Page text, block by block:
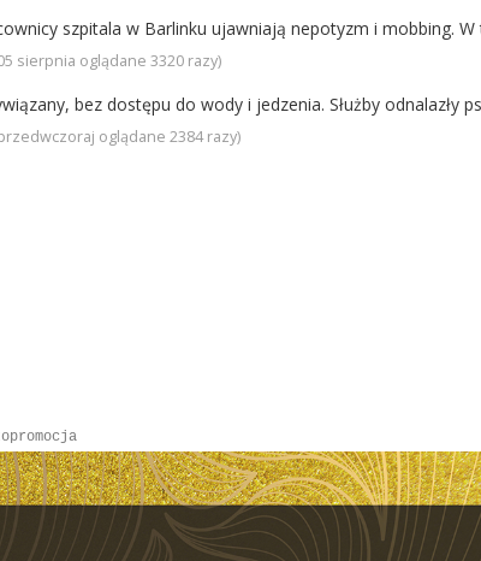
szpitala w Barlinku ujawniają nepotyzm i mobbing.
sierpnia oglądane 3320 razy)
bez dostępu do wody i jedzenia. Służby odnalazły
oglądane 2384 razy)